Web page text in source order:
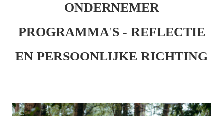
ONDERNEMER
PROGRAMMA'S - REFLECTIE
EN PERSOONLIJKE RICHTING